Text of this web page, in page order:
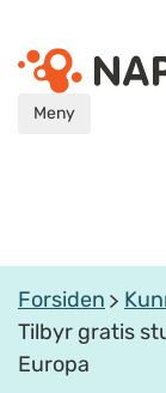
Meny
Forsiden
Tilbyr gratis
Europa